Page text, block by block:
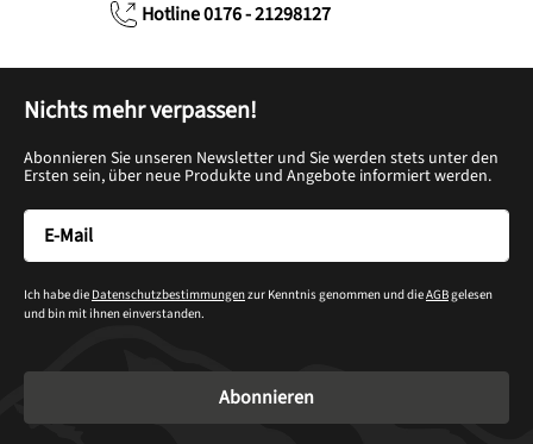
Hotline 0176 - 21298127
Nichts mehr verpassen!
Abonnieren Sie unseren Newsletter und Sie werden stets unter den
Ersten sein, über neue Produkte und Angebote informiert werden.
Ich habe die Datenschutzbestimmungenzur Kenntnis genommen und dieAGBgelesen
und bin mit ihnen einverstanden.
Abonnieren